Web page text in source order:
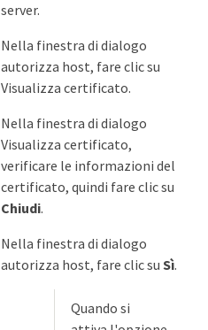
server.
Nella finestra di dialogo
autorizza host, fare clic su
Visualizza certificato.
Nella finestra di dialogo
Visualizza certificato,
verificare le informazioni del
certificato, quindi fare clic su
Chiudi.
Nella finestra di dialogo
autorizza host, fare clic su Sì.
Quando si